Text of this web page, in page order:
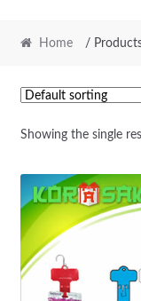
Home /
Showing the single